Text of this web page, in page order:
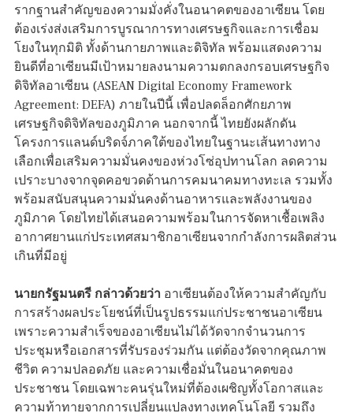
รากฐานสำคัญของความมั่งคั่งในอนาคตของอาเซียน โดย
ต้องเร่งส่งเสริมการบูรณาการทางเศรษฐกิจและการเชื่อม
โยงในทุกมิติ ทั้งด้านกายภาพและดิจิทัล พร้อมแสดงความ
ยินดีที่อาเซียนมีเป้าหมายลงนามความตกลงกรอบเศรษฐกิจ
ดิจิทัลอาเซียน (ASEAN Digital Economy Framework
Agreement: DEFA) ภายในปีนี้ เพื่อปลดล็อกศักยภาพ
เศรษฐกิจดิจิทัลของภูมิภาค นอกจากนี้ ไทยยังผลักดัน
โครงการแลนด์บริดจ์ภาคใต้ของไทยในฐานะเส้นทางทาง
เลือกเพื่อเสริมความมั่นคงของห่วงโซ่อุปทานโลก ลดความ
เปราะบางจากจุดคอขวดด้านการคมนาคมทางทะเล รวมทั้ง
พร้อมสนับสนุนความมั่นคงด้านอาหารและพลังงานของ
ภูมิภาค โดยไทยได้เสนอความพร้อมในการจัดหาเชื้อเพลิง
อากาศยานแก่ประเทศสมาชิกอาเซียนจากกำลังการผลิตส่วน
เกินที่มีอยู่
นายกรัฐมนตรี กล่าวด้วยว่า อาเซียนต้องให้ความสำคัญกับ
การสร้างผลประโยชน์ที่เป็นรูปธรรมแก่ประชาชนอาเซียน
เพราะความสำเร็จของอาเซียนไม่ได้วัดจากจำนวนการ
ประชุมหรือเอกสารที่รับรองร่วมกัน แต่ต้องวัดจากคุณภาพ
ชีวิต ความปลอดภัย และความเชื่อมั่นในอนาคตของ
ประชาชน โดยเฉพาะคนรุ่นใหม่ที่ต้องเผชิญทั้งโอกาสและ
ความท้าทายจากการเปลี่ยนแปลงทางเทคโนโลยี รวมถึง